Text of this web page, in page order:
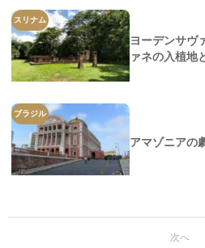
スリナム
ヨーデンサヴ
ァネの入植地
ブラジル
アマゾニアの
次へ